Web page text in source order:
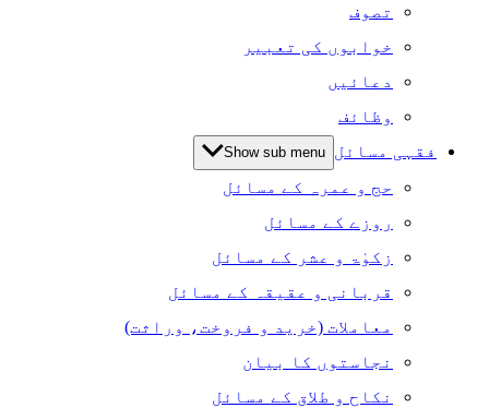
تصوف
خوابوں کی تعبیر
دعائیں
وظائف
فقہی مسائل Show sub menu
حج و عمرہ کے مسائل
روزے کے مسائل
زکوٰۃ و عشر کے مسائل
قربانی و عقیقہ کے مسائل
معاملات (خرید و فروخت، وراثت)
نجاستوں کا بیان
نکاح و طلاق کے مسائل